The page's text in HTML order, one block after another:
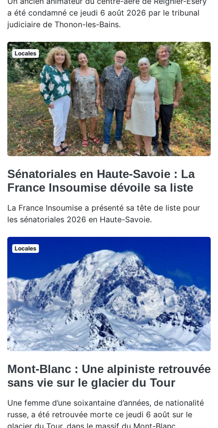
a été condamné ce jeudi 6 août 2026 par le tribunal
judiciaire de Thonon-les-Bains.
Locales
Sénatoriales en Haute-Savoie : La
France Insoumise dévoile sa liste
La France Insoumise a présenté sa tête de liste pour
les sénatoriales 2026 en Haute-Savoie.
Locales
Mont-Blanc : Une alpiniste retrouvée
sans vie sur le glacier du Tour
Une femme d’une soixantaine d’années, de nationalité
russe, a été retrouvée morte ce jeudi 6 août sur le
glacier du Tour, dans le massif du Mont-Blanc.